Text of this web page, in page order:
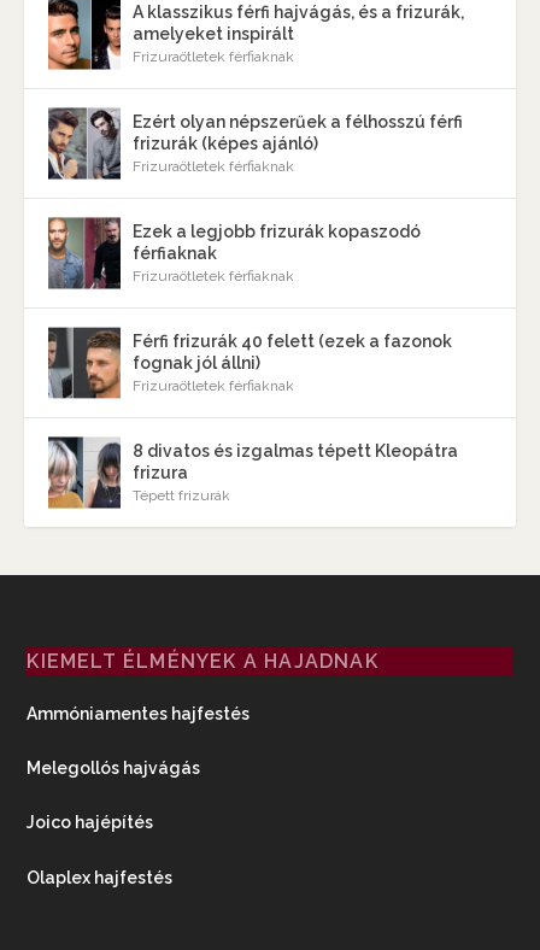
A klasszikus férfi hajvágás, és a frizurák,
amelyeket inspirált
Frizuraötletek férfiaknak
Ezért olyan népszerűek a félhosszú férfi
frizurák (képes ajánló)
Frizuraötletek férfiaknak
Ezek a legjobb frizurák kopaszodó
férfiaknak
Frizuraötletek férfiaknak
Férfi frizurák 40 felett (ezek a fazonok
fognak jól állni)
Frizuraötletek férfiaknak
8 divatos és izgalmas tépett Kleopátra
frizura
Tépett frizurák
KIEMELT ÉLMÉNYEK A HAJADNAK
Ammóniamentes hajfestés
Melegollós hajvágás
Joico hajépítés
Olaplex hajfestés